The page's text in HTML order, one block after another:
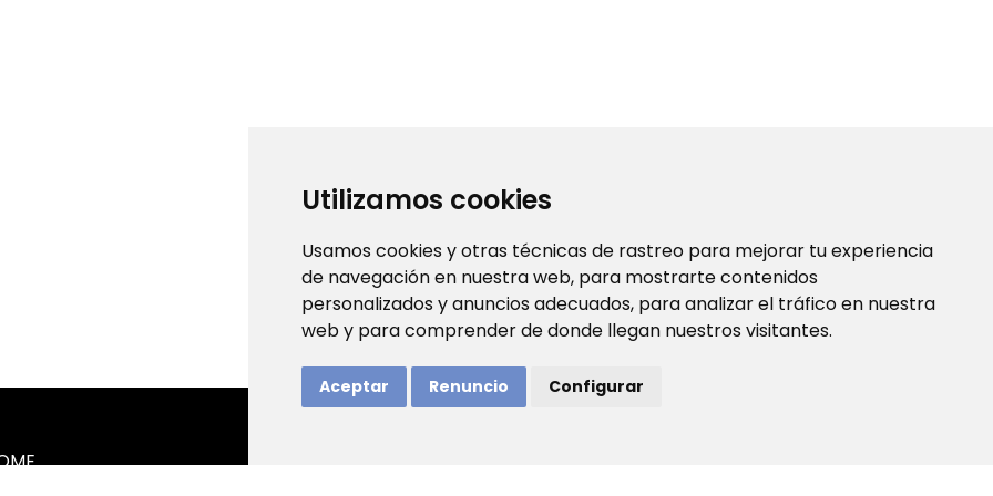
Utilizamos cookies
Usamos cookies y otras técnicas de rastreo para mejorar tu experiencia
de navegación en nuestra web, para mostrarte contenidos
personalizados y anuncios adecuados, para analizar el tráfico en nuestra
web y para comprender de donde llegan nuestros visitantes.
Aceptar Renuncio Configurar